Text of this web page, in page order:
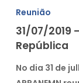
–
Audiência
na
Assembleia
da
Reunião
31/07/2019
República
No dia 31 de